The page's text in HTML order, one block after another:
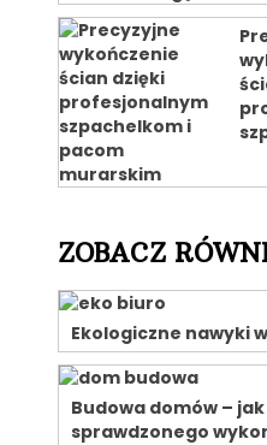
ZOBACZ
Ekologiczne nawyki
Budowa domów –
sprawdzonego